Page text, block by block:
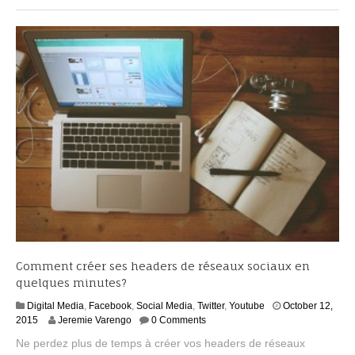
0
Comment créer ses headers de réseaux sociaux en
quelques minutes?
Digital Media Facebook Social Media Twitter, Youtube
October 12,
2015N
v
Jeremie Varengo 0 Comments
Ne perdez plus de temps à créer vos headers de réseaux